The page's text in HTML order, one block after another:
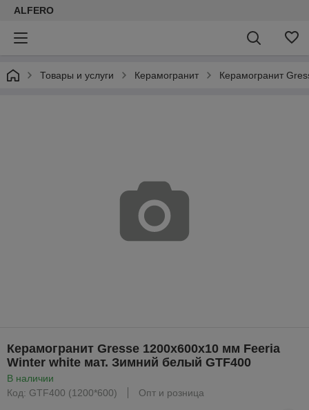
ALFERO
Товары и услуги Керамогранит Керамогранит
Керамогранит Gresse 1200х600х10 мм Feeria
Winter white мат. Зимний белый GTF400
В наличии
Код: GTF400 (1200*600)
Опт и розница